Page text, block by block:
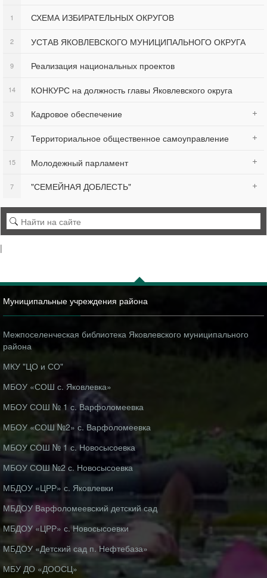
СХЕМА ИЗБИРАТЕЛЬНЫХ ОКРУГОВ
1
УСТАВ ЯКОВЛЕВСКОГО МУНИЦИПАЛЬНОГО ОКРУГА
2
Реализация национальных проектов
9
КОНКУРС на должность главы Яковлевского округа
14
Кадровое обеспечение
3
Территориальное общественное самоуправление
7
Молодежный парламент
15
"СЕМЕЙНАЯ ДОБЛЕСТЬ"
7
|
Муниципальные учреждения района
Межпоселенческая библиотека Яковлевского муниципального
района
МКУ "ЦО и СО"
МБОУ «СОШ с. Яковлевка»
МБОУ СОШ № 1 с. Варфоломеевка
МБОУ «СОШ №2» с. Варфоломеевка
МБОУ СОШ № 1 с. Новосысоевка
МБОУ СОШ №2 с. Новосысоевка
МБДОУ «ЦРР» с. Яковлевки
МБДОУ Варфоломеевский детский сад
МБДОУ «ЦРР» с. Новосысоевки
МБДОУ «Детский сад п. Нефтебаза»
МБУ ДО «ДООСЦ»